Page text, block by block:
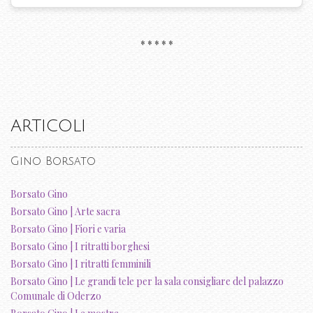
* * * * *
ARTICOLI
Gino Borsato
Borsato Gino
Borsato Gino | Arte sacra
Borsato Gino | Fiori e varia
Borsato Gino | I ritratti borghesi
Borsato Gino | I ritratti femminili
Borsato Gino | Le grandi tele per la sala consigliare del palazzo
Comunale di Oderzo